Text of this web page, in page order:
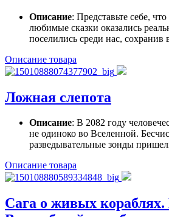
Описание: Представьте себе,
любимые сказки оказались
поселились среди нас, сохранив
Описание товара
Ложная слепота
Описание: В 2082 году
не одиноко во Вселенной.
разведывательные зонды
Описание товара
Сага о живых кораблях.